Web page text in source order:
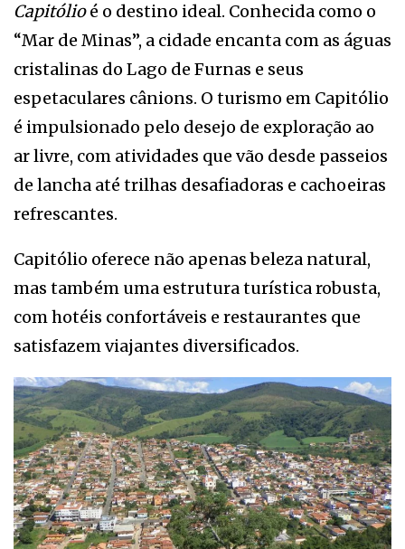
Capitólioé o destino ideal. Conhecida como o
“Mar de Minas”, a cidade encanta com as águas
cristalinas do Lago de Furnas e seus
espetaculares cânions. O turismo em Capitólio
é impulsionado pelo desejo de exploração ao
ar livre, com atividades que vão desde passeios
de lancha até trilhas desafiadoras e cachoeiras
refrescantes.
Capitólio oferece não apenas beleza natural,
mas também uma estrutura turística robusta,
com hotéis confortáveis e restaurantes que
satisfazem viajantes diversificados.